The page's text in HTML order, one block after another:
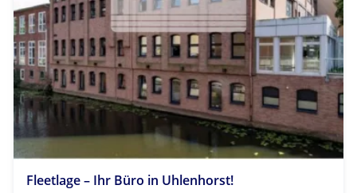
Fleetlage – Ihr Büro in Uhlenhorst!